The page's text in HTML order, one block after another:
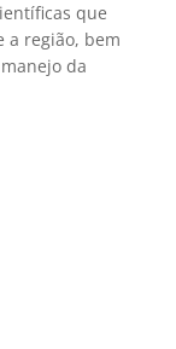
que
a região, bem
da